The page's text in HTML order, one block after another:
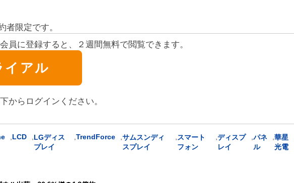
者限定です。
員に登録すると、２週間無料で閲覧できます。
イアル
からログインください。
LCD
LGディス
プレイ
,TrendForce ,サムスンディ
スプレイ
スマート
フォン
,ディスプ
レイ
パネ
ル
,華星
光電